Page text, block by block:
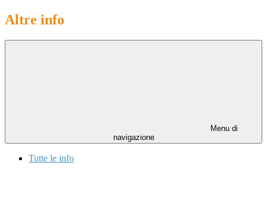
Altre info
Menu di
navigazione
Tutte le info